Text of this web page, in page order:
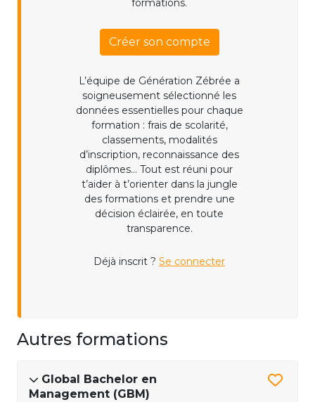
formations.
Créer son compte
L’équipe de Génération Zébrée a
soigneusement sélectionné les
données essentielles pour chaque
formation : frais de scolarité,
classements, modalités
d’inscription, reconnaissance des
diplômes... Tout est réuni pour
t’aider à t’orienter dans la jungle
des formations et prendre une
décision éclairée, en toute
transparence.
Déjà inscrit ? Se connecter
Autres formations
Global Bachelor en
Management (GBM)